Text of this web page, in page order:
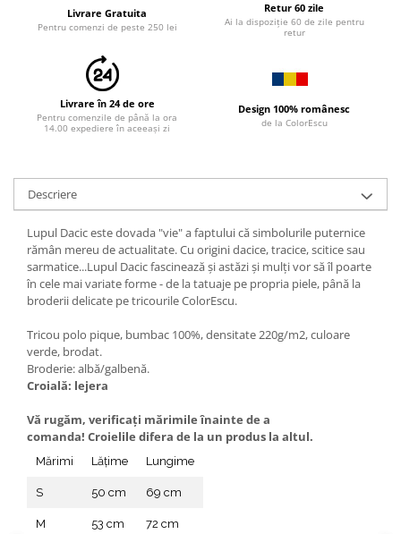
Livrare Gratuita
Pentru comenzi de peste 250 lei
Retur 60 zile
Ai la dispoziție 60 de zile pentru
retur
Livrare în 24 de ore
Pentru comenzile de până la ora
14.00 expediere în aceeași zi
Design 100% românesc
de la ColorEscu
Descriere
Lupul Dacic este dovada "vie" a faptului că simbolurile puternice
rămân mereu de actualitate. Cu origini dacice, tracice, scitice sau
sarmatice...Lupul Dacic fascinează și astăzi și mulți vor să îl poarte
în cele mai variate forme - de la tatuaje pe propria piele, până la
broderii delicate pe tricourile ColorEscu.
Tricou polo pique, bumbac 100%, densitate 220g/m2, culoare
verde, brodat.
Broderie: albă/galbenă.
Croială: lejera
Vă rugăm, verificaţi mărimile înainte de a
comanda! Croielile difera de la un produs la altul.
Mărimi Lățime Lungime
S 50 cm 69 cm
M 53 cm 72 cm